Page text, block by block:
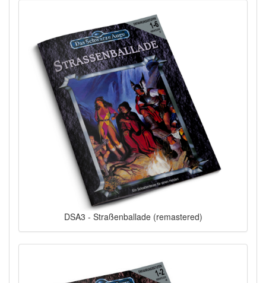
DSA3 - Straßenballade (remastered)